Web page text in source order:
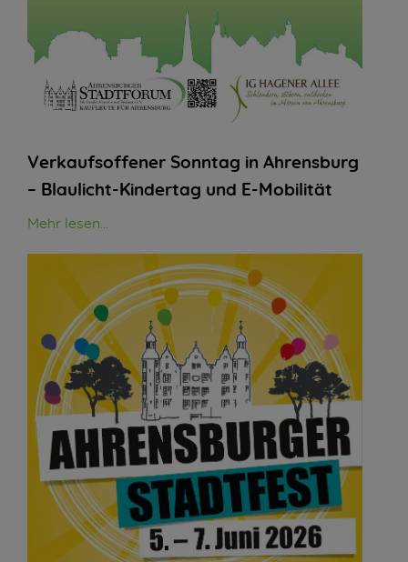
Verkaufsoffener Sonntag in Ahrensburg
– Blaulicht-Kindertag und E-Mobilität
Mehr lesen...